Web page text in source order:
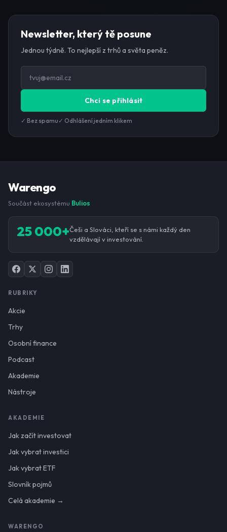
Newsletter, který tě posune
Jednou týdně. To nejlepší z trhů a světa peněz.
Chci se přihlásit
✓ Bez spamu ✓ Odhlášení jedním klikem
Warengo
Součást ekosystému Bulios
25 000+Češi a Slováci, kteří se s námi každý den
vzdělávají v investování.
RUBRIKY
Akcie
Trhy
Osobní finance
Podcast
Akademie
Nástroje
AKADEMIE
Jak začít investovat
Jak vybrat investici
Jak vybrat ETF
Slovník pojmů
Celá akademie →
WARENGO